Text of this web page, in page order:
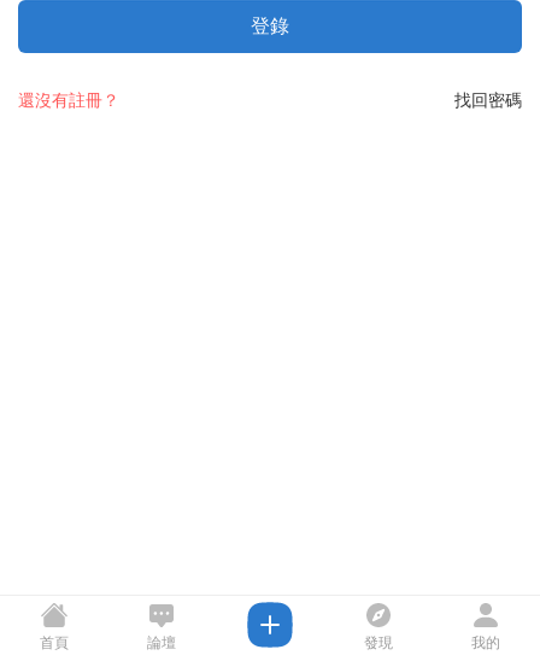
登錄
找回密碼
還沒有註冊？
首頁 論壇 發現 我的